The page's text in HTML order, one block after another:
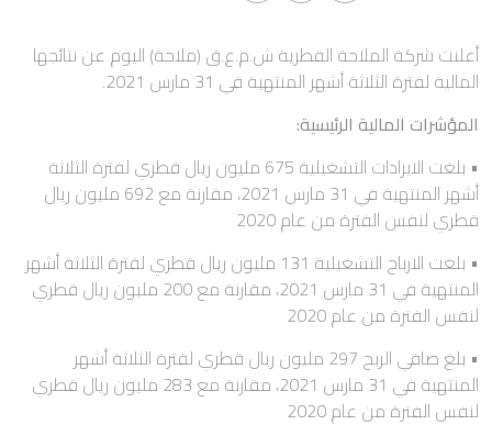
أعلنت شركة الملاحة القطرية ش.م.ع.ق (ملاحة) اليوم عن نتائجها
المالية لفترة الثلاثة أشهر المنتهية في 31 مارس 2021.
المؤشرات المالية الرئيسية:
• بلغت الايرادات التشغيلية 675 مليون ريال قطري لفترة الثلاثة
أشهر المنتهية في 31 مارس 2021، مقارنة مع 692 مليون ريال
قطري لنفس الفترة من عام 2020
• بلغت الارباح التشغيلية 131 مليون ريال قطري لفترة الثلاثة أشهر
المنتهية في 31 مارس 2021، مقارنة مع 200 مليون ريال قطري
لنفس الفترة من عام 2020
• بلغ صافي الربح 297 مليون ريال قطري لفترة الثلاثة أشهر
المنتهية في 31 مارس 2021، مقارنة مع 283 مليون ريال قطري
لنفس الفترة من عام 2020